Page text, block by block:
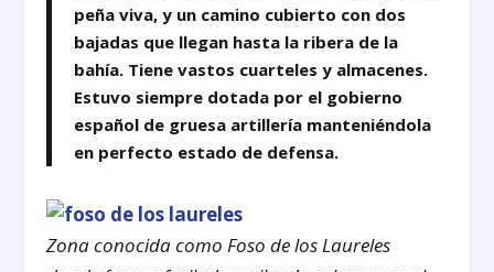
peña viva, y un camino cubierto con dos
bajadas que llegan hasta la ribera de la
bahía. Tiene vastos cuarteles y almacenes.
Estuvo siempre dotada por el gobierno
español de gruesa artillería manteniéndola
en perfecto estado de defensa.
Zona conocida como Foso de los Laureles